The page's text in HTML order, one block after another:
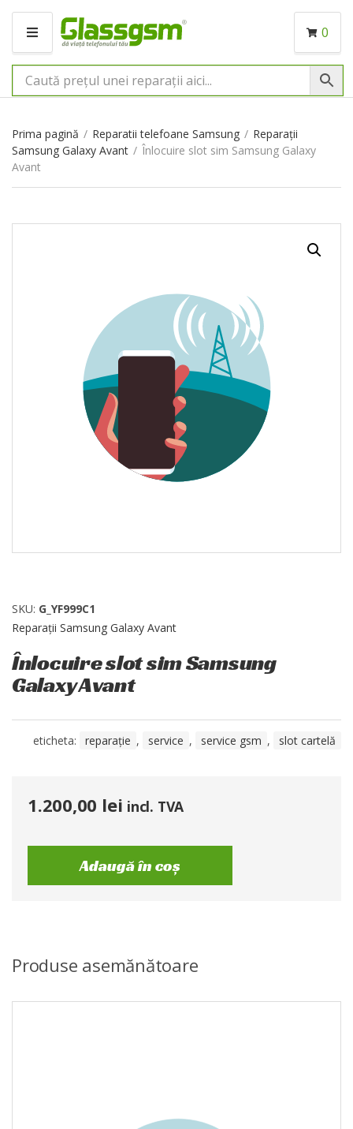
M
N
I
0
Prima pagină / Reparatii telefoane Samsung / Reparații
Samsung Galaxy Avant / Înlocuire slot sim Samsung Galaxy
Avant
SKU: G_YF999C1
Reparații Samsung Galaxy Avant
Înlocuire slot sim Samsung
Galaxy Avant
eticheta: reparație , service , service gsm , slot cartelă
1.200,00 lei incl. TVA
Adaugă în coș
Produse asemănătoare